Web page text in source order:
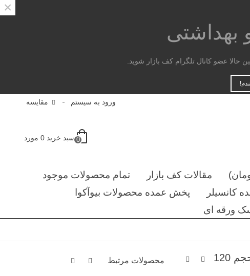
بهداشتی
عضو کانال تلگرام کف بازار شوید.
×
ورود به سیستم مقایسه
0 سبد خرید 0 مورد
مقالات کف بازار
تمام محصولات موجود
کانسیلر
پخش عمده محصولات بیوآکوا
ورقه ای
فوم شستشوی صورت براش دار الوورا سادور حجم 120
محصولات مرتبط